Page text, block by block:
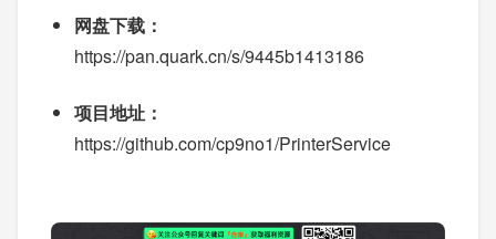
网盘下载：
https://pan.quark.cn/s/9445b1413186
项目地址：
https://github.com/cp9no1/PrinterService